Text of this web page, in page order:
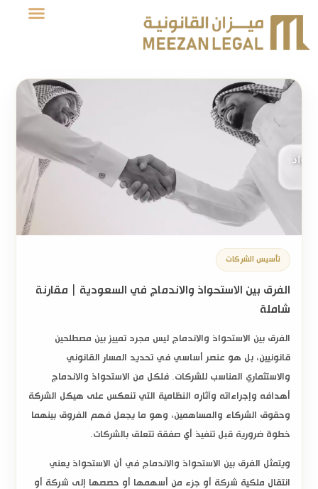
تأسيس الشركات
الفرق بين الاستحواذ والاندماج في السعودية | مقارنة
شاملة
الفرق بين الاستحواذ والاندماج ليس مجرد تمييز بين مصطلحين
قانونيين، بل هو عنصر أساسي في تحديد المسار القانوني
والاستثماري المناسب للشركات. فلكل من الاستحواذ والاندماج
أهدافه وإجراءاته وآثاره النظامية التي تنعكس على هيكل الشركة
وحقوق الشركاء والمساهمين، وهو ما يجعل فهم الفروق بينهما
خطوة ضرورية قبل تنفيذ أي صفقة تتعلق بالشركات.
ويتمثل الفرق بين الاستحواذ والاندماج في أن الاستحواذ يعني
انتقال ملكية شركة أو جزء من أسهمها أو حصصها إلى شركة أو